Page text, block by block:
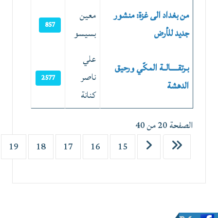
من بغداد الى غزة: منشور
جديد للأرض
معين
بسيسو
857
بـرتقـــــالــة المكّي ورحيق
الدهشة
علي
ناصر
كنانة
2577
الصفحة 20 من 40
15
16
17
18
19